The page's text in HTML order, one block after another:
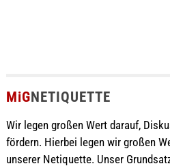
MiGNETIQUETTE
Wir legen großen Wert darauf,
fördern. Hierbei legen wir großen
unserer Netiquette. Unser